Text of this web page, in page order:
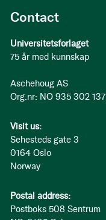
Contact
Universitetsforlaget
75 år med kunnskap
Aschehoug AS
Org.nr: NO 935 302 137
Visit us:
Sehesteds gate 3
0164 Oslo
Norway
Postal address:
Postboks 508 Sentrum